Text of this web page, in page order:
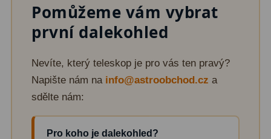
Pomůžeme vám vybrat
první dalekohled
Nevíte, který teleskop je pro vás ten pravý?
Napište nám na info@astroobchod.cz a
sdělte nám:
Pro koho je dalekohled?